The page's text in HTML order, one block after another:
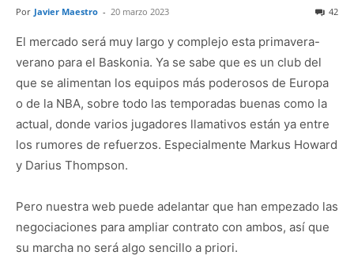
Por Javier Maestro - 20 marzo 2023 42
El mercado será muy largo y complejo esta primavera-
verano para el Baskonia. Ya se sabe que es un club del
que se alimentan los equipos más poderosos de Europa
o de la NBA, sobre todo las temporadas buenas como la
actual, donde varios jugadores llamativos están ya entre
los rumores de refuerzos. Especialmente Markus Howard
y Darius Thompson.
Pero nuestra web puede adelantar que han empezado las
negociaciones para ampliar contrato con ambos, así que
su marcha no será algo sencillo a priori.